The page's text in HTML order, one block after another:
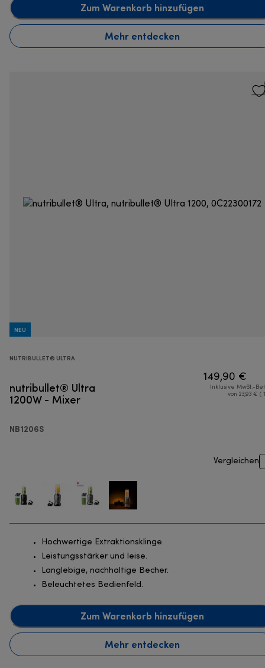
Zum Warenkorb hinzufügen
Mehr entdecken
NEU
NUTRIBULLET® ULTRA
nutribullet® Ultra
1200W - Mixer
NB1206S
149,90 €
Inklusive MwSt.-
von 23,93 € (
Vergleichen
Hochwertige Extraktionsklinge.
Leistungsstärker und leise.
Langlebige, nachhaltige Becher.
Beleuchtetes Bedienfeld.
Zum Warenkorb hinzufügen
Mehr entdecken